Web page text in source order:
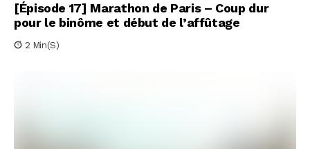
[Épisode 17] Marathon de Paris – Coup dur
pour le binôme et début de l’affûtage
2 Min(s)